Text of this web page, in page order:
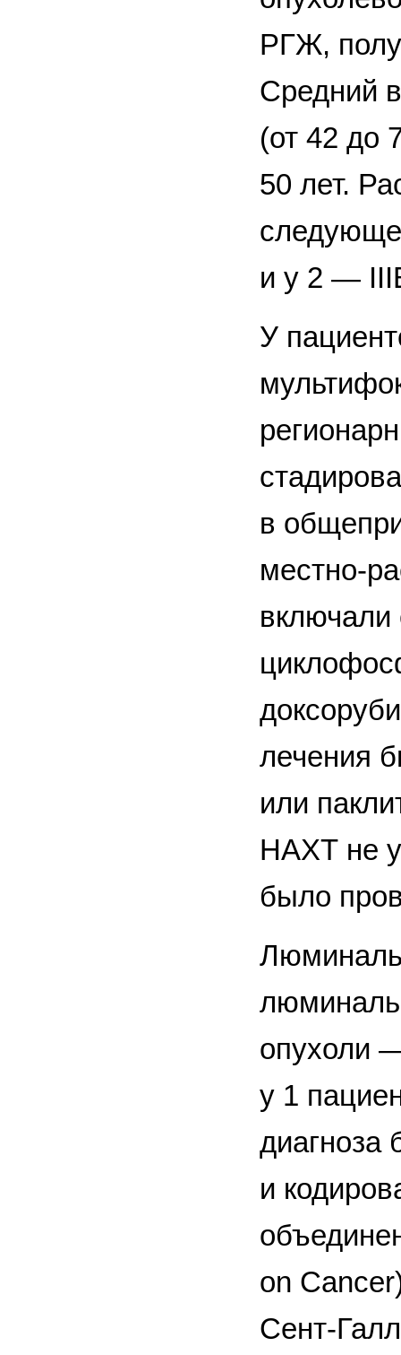
РГЖ,
Средний
(от 42 до
50 лет.
и у 2 —
У
в
местно-
лечения
или
НАХТ не
было
опухоли
у 1
диагноза
и
on
Сент-